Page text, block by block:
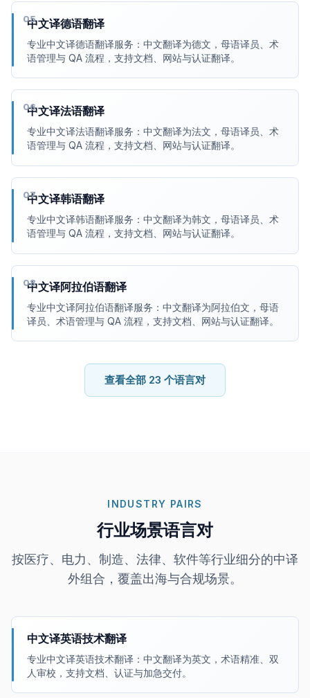
05
中文译德语翻译
专业中文译德语翻译服务：中文翻译为德文，母语译员、术
语管理与 QA 流程，支持文档、网站与认证翻译。
06
中文译法语翻译
专业中文译法语翻译服务：中文翻译为法文，母语译员、术
语管理与 QA 流程，支持文档、网站与认证翻译。
07
中文译韩语翻译
专业中文译韩语翻译服务：中文翻译为韩文，母语译员、术
语管理与 QA 流程，支持文档、网站与认证翻译。
08
中文译阿拉伯语翻译
专业中文译阿拉伯语翻译服务：中文翻译为阿拉伯文，母语
译员、术语管理与 QA 流程，支持文档、网站与认证翻译。
查看全部 23 个语言对
INDUSTRY PAIRS
行业场景语言对
按医疗、电力、制造、法律、软件等行业细分的中译
外组合，覆盖出海与合规场景。
中文译英语技术翻译
专业中文译英语技术翻译：中文翻译为英文，术语精准、双
人审校，支持文档、认证与加急交付。